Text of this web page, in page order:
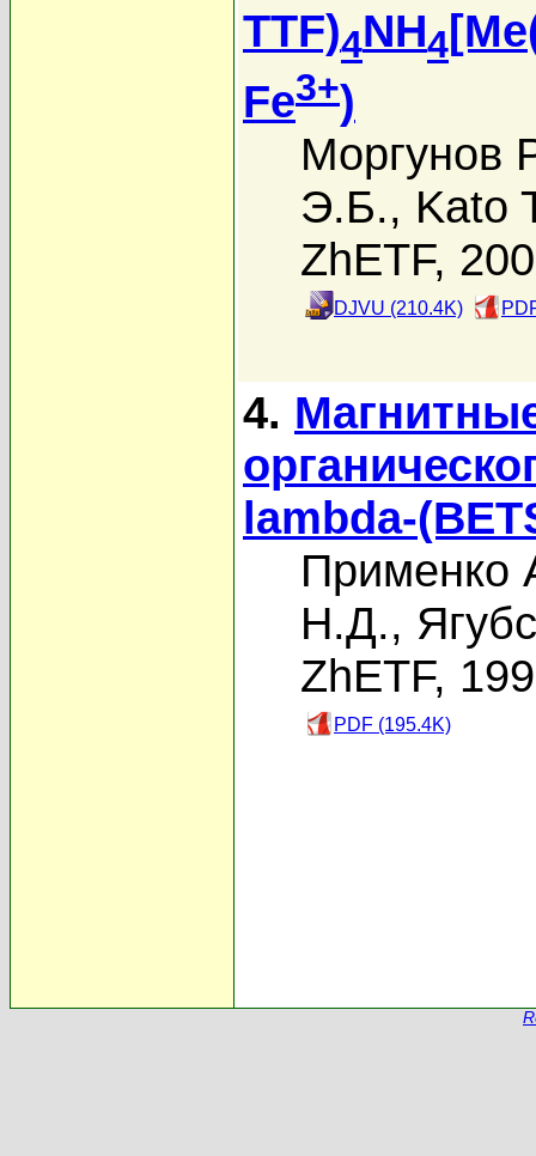
TTF)4NH4
Fe3+)
Моргунов
Э.Б., Kato
ZhETF,
DJVU (210.4K)
4.
lambda-
Применко
Н.Д.,
ZhETF,
PDF (195.4K)